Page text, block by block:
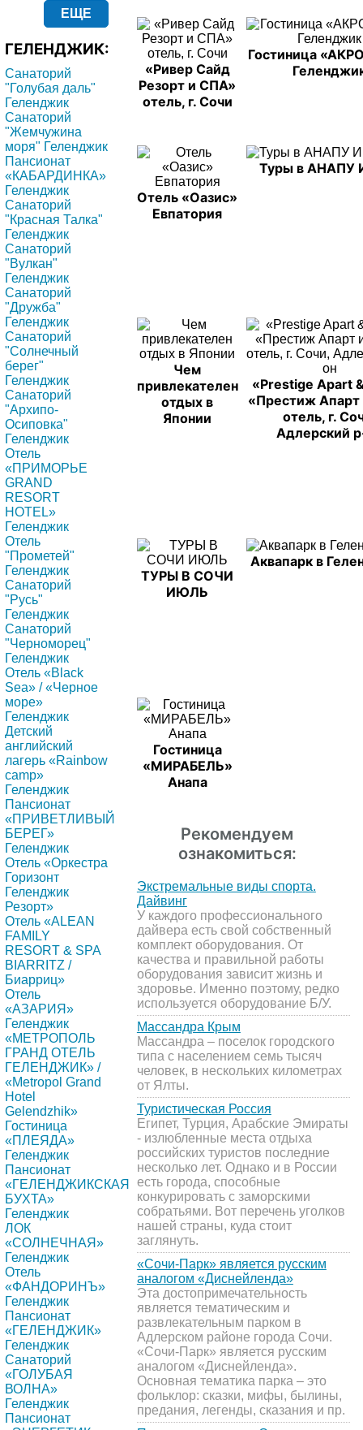
ЕЩЕ
ГЕЛЕНДЖИК:
Санаторий
"Голубая даль"
Геленджик
Санаторий
"Жемчужина
моря" Геленджик
Пансионат
«КАБАРДИНКА»
Геленджик
Санаторий
"Красная Талка"
Геленджик
Санаторий
"Вулкан"
Геленджик
Санаторий
"Дружба"
Геленджик
Санаторий
"Солнечный
берег"
Геленджик
Санаторий
"Архипо-
Осиповка"
Геленджик
Отель
«ПРИМОРЬЕ
GRAND
RESORT
HOTEL»
Геленджик
Отель
"Прометей"
Геленджик
Санаторий
"Русь"
Геленджик
Санаторий
"Черноморец"
Геленджик
Отель «Black
Sea» / «Черное
море»
Геленджик
Детский
английский
лагерь «Rainbow
camp»
Геленджик
Пансионат
«ПРИВЕТЛИВЫЙ
БЕРЕГ»
Геленджик
Отель «Оркестра
Горизонт
Геленджик
Резорт»
Отель «ALEAN
FAMILY
RESORT & SPA
BIARRITZ /
Биарриц»
Отель
«АЗАРИЯ»
Геленджик
«МЕТРОПОЛЬ
ГРАНД ОТЕЛЬ
ГЕЛЕНДЖИК» /
«Metropol Grand
Hotel
Gelendzhik»
Гостиница
«ПЛЕЯДА»
Геленджик
Пансионат
«ГЕЛЕНДЖИКСКАЯ
БУХТА»
Геленджик
ЛОК
«СОЛНЕЧНАЯ»
Геленджик
Отель
«ФАНДОРИНЪ»
Геленджик
Пансионат
«ГЕЛЕНДЖИК»
Геленджик
Санаторий
«ГОЛУБАЯ
ВОЛНА»
Геленджик
Пансионат
«Ривер Сайд
Резорт и СПА»
отель, г. Сочи
Гостиница
Отель «Оазис»
Евпатория
Туры в АНАПУ
Чем
привлекателен
отдых в
Японии
«Prestige Apart
«Престиж
отель, г.
Адлерский
ТУРЫ В СОЧИ
ИЮЛЬ
Аквапарк в
Гостиница
«МИРАБЕЛЬ»
Анапа
Рекомендуем
ознакомиться:
Экстремальные виды спорта.
Дайвинг
У каждого профессионального
дайвера есть свой собственный
комплект оборудования. От
качества и правильной работы
оборудования зависит жизнь и
здоровье. Именно поэтому, редко
используется оборудование Б/У.
Массандра Крым
Массандра – поселок городского
типа с населением семь тысяч
человек, в нескольких километрах
от Ялты.
Туристическая Россия
Египет, Турция, Арабские Эмираты
- излюбленные места отдыха
российских туристов последние
несколько лет. Однако и в России
есть города, способные
конкурировать с заморскими
собратьями. Вот перечень уголков
нашей страны, куда стоит
заглянуть.
«Сочи-Парк» является русским
аналогом «Диснейленда»
Эта достопримечательность
является тематическим и
развлекательным парком в
Адлерском районе города Сочи.
«Сочи-Парк» является русским
аналогом «Диснейленда».
Основная тематика парка – это
фольклор: сказки, мифы, былины,
предания, легенды, сказания и пр.